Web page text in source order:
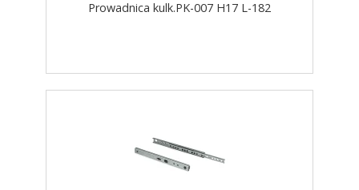
Prowadnica kulk.PK-007 H17 L-182